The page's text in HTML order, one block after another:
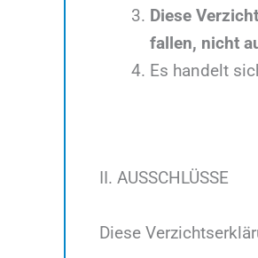
Diese
fallen, nicht
Es handelt
II. AUSSCHLÜSSE
Diese